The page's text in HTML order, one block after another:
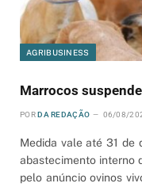
AGRIBUSINESS
Marrocos
POR DA REDAÇÃO 06/08/
Medida vale até 31 de
abastecimento interno
pelo anúncio ovinos